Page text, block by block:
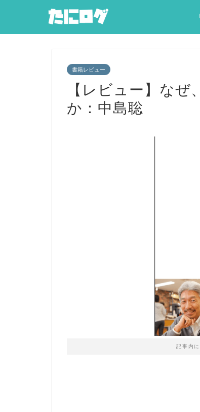
書籍レビュー
【レビュー】な
か：中島聡
記事内